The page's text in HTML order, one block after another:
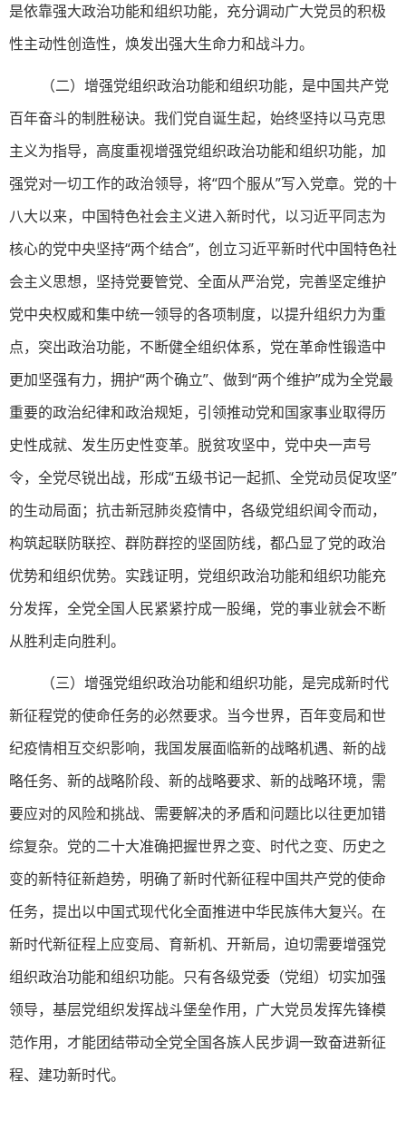
是依靠强大政治功能和组织功能，充分调动广大党员的积极
性主动性创造性，焕发出强大生命力和战斗力。
（二）增强党组织政治功能和组织功能，是中国共产党
百年奋斗的制胜秘诀。我们党自诞生起，始终坚持以马克思
主义为指导，高度重视增强党组织政治功能和组织功能，加
强党对一切工作的政治领导，将“四个服从”写入党章。党的十
八大以来，中国特色社会主义进入新时代，以习近平同志为
核心的党中央坚持“两个结合”，创立习近平新时代中国特色社
会主义思想，坚持党要管党、全面从严治党，完善坚定维护
党中央权威和集中统一领导的各项制度，以提升组织力为重
点，突出政治功能，不断健全组织体系，党在革命性锻造中
更加坚强有力，拥护“两个确立”、做到“两个维护”成为全党最
重要的政治纪律和政治规矩，引领推动党和国家事业取得历
史性成就、发生历史性变革。脱贫攻坚中，党中央一声号
令，全党尽锐出战，形成“五级书记一起抓、全党动员促攻坚”
的生动局面；抗击新冠肺炎疫情中，各级党组织闻令而动，
构筑起联防联控、群防群控的坚固防线，都凸显了党的政治
优势和组织优势。实践证明，党组织政治功能和组织功能充
分发挥，全党全国人民紧紧拧成一股绳，党的事业就会不断
从胜利走向胜利。
（三）增强党组织政治功能和组织功能，是完成新时代
新征程党的使命任务的必然要求。当今世界，百年变局和世
纪疫情相互交织影响，我国发展面临新的战略机遇、新的战
略任务、新的战略阶段、新的战略要求、新的战略环境，需
要应对的风险和挑战、需要解决的矛盾和问题比以往更加错
综复杂。党的二十大准确把握世界之变、时代之变、历史之
变的新特征新趋势，明确了新时代新征程中国共产党的使命
任务，提出以中国式现代化全面推进中华民族伟大复兴。在
新时代新征程上应变局、育新机、开新局，迫切需要增强党
组织政治功能和组织功能。只有各级党委（党组）切实加强
领导，基层党组织发挥战斗堡垒作用，广大党员发挥先锋模
范作用，才能团结带动全党全国各族人民步调一致奋进新征
程、建功新时代。